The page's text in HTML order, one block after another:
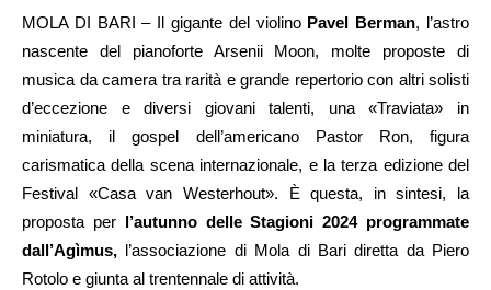
MOLA DI BARI – Il gigante del violino Pavel Berman, l’astro
nascente del pianoforte Arsenii Moon, molte proposte di
musica da camera tra rarità e grande repertorio con altri solisti
d’eccezione e diversi giovani talenti, una «Traviata» in
miniatura, il gospel dell’americano Pastor Ron, figura
carismatica della scena internazionale, e la terza edizione del
Festival «Casa van Westerhout». È questa, in sintesi, la
proposta per l’autunno delle Stagioni 2024 programmate
dall’Agìmus, l’associazione di Mola di Bari diretta da Piero
Rotolo e giunta al trentennale di attività.